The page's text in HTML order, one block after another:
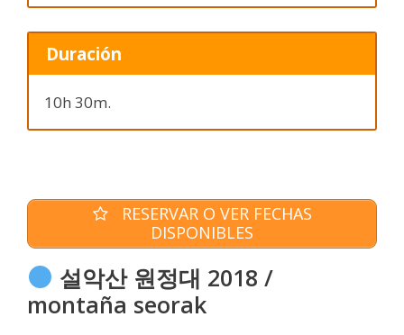
Duración
10h 30m.
RESERVAR O VER FECHAS
DISPONIBLES
설악산 원정대 2018 /
montaña seorak